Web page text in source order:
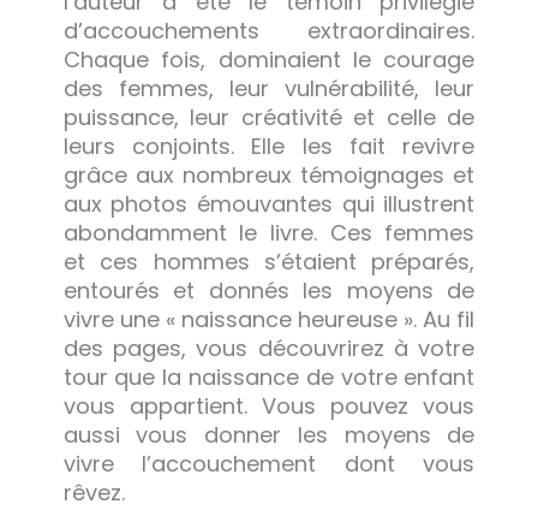
d’accouchements extraordinaires.
Chaque fois, dominaient le courage
des femmes, leur vulnérabilité, leur
puissance, leur créativité et celle de
leurs conjoints. Elle les fait revivre
grâce aux nombreux témoignages et
aux photos émouvantes qui illustrent
abondamment le livre. Ces femmes
et ces hommes s’étaient préparés,
entourés et donnés les moyens de
vivre une « naissance heureuse ». Au fil
des pages, vous découvrirez à votre
tour que la naissance de votre enfant
vous appartient. Vous pouvez vous
aussi vous donner les moyens de
vivre l’accouchement dont vous
rêvez.